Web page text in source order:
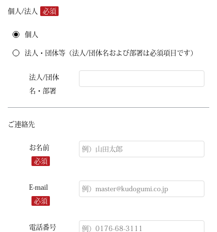
個人/法人 必須
個人
法人・団体等（法人/団体名および部署は必須項目です）
法人/団体
名・部署
ご連絡先
お名前
必須
E-mail
必須
電話番号